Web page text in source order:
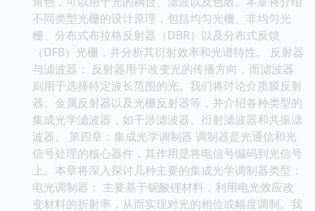
不同类型光栅的设计原理，包括均匀光栅、非均匀光
栅、分布式布拉格反射器（DBR）以及分布式反馈
（DFB）光栅，并分析其衍射效率和光谱特性。 反射器
与滤波器： 反射器用于改变光的传播方向，而滤波器
则用于选择特定波长范围的光。我们将讨论介质膜反射
器、金属反射器以及光栅反射器等，并介绍各种类型的
集成光学滤波器，如干涉滤波器、衍射滤波器和共振滤
波器。 第四章：集成光学调制器 调制器是光通信和光
信号处理的核心器件，其作用是将电信号编码到光信号
上。本章将深入探讨几种主要的集成光学调制器类型：
电光调制器： 主要基于铌酸锂材料，利用电光效应改
变材料的折射率，从而实现对光的相位或幅度调制。我